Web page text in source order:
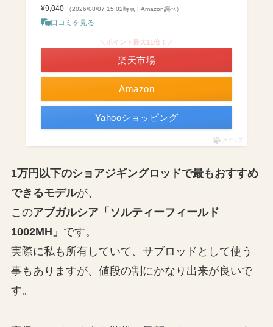
¥9,040
（2026/08/07 15:02時点 | Amazon調べ）
口コミを見る
Amazon
＼ポイント最大11倍！／
楽天市場
Yahooショッピング
ポチップ
1万円以下のショアジギングロッドで最もおすすめ
できるモデルが、
このアブガルシア「ソルティーフィールド
1002MH」 です。
実際に私も所有していて、サブロッドとして使う
事もありますが、値段の割にかなり出来が良いで
す。